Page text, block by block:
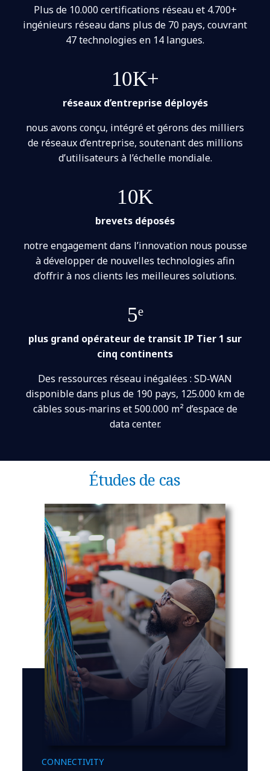
Plus de 10.000 certifications réseau et 4.700+
ingénieurs réseau dans plus de 70 pays, couvrant
47 technologies en 14 langues.
10K+
réseaux d’entreprise déployés
nous avons conçu, intégré et gérons des milliers
de réseaux d’entreprise, soutenant des millions
d’utilisateurs à l’échelle mondiale.
10K
brevets déposés
notre engagement dans l’innovation nous pousse
à développer de nouvelles technologies afin
d’offrir à nos clients les meilleures solutions.
5ᵉ
plus grand opérateur de transit IP Tier 1 sur
cinq continents
Des ressources réseau inégalées : SD‑WAN
disponible dans plus de 190 pays, 125.000 km de
câbles sous‑marins et 500.000 m² d’espace de
data center.
Études de cas
CONNECTIVITY